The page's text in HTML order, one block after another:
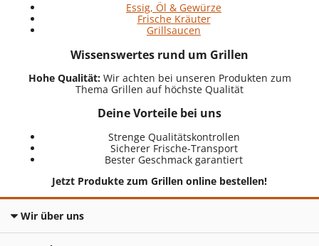
Essig, Öl & Gewürze
Frische Kräuter
Grillsaucen
Wissenswertes rund um Grillen
Hohe Qualität:Wir achten bei unseren Produkten zum
Thema Grillen auf höchste Qualität
Deine Vorteile bei uns
Strenge Qualitätskontrollen
Sicherer Frische-Transport
Bester Geschmack garantiert
Jetzt Produkte zum Grillen online bestellen!
Wir über uns